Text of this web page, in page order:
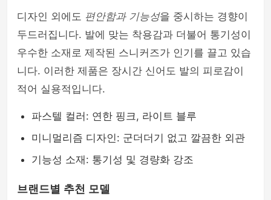
디자인 외에도 편안함과 기능성을 중시하는 경향이
두드러집니다. 발에 맞는 착용감과 더불어 통기성이
우수한 소재로 제작된 스니커즈가 인기를 끌고 있습
니다. 이러한 제품은 장시간 신어도 발의 피로감이
적어 실용적입니다.
파스텔 컬러: 연한 핑크, 라이트 블루
미니멀리즘 디자인: 군더더기 없고 깔끔한 외관
기능성 소재: 통기성 및 경량화 강조
브랜드별 추천 모델